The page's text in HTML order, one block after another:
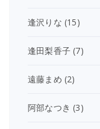
逢沢りな (15)
逢田梨香子 (7)
遠藤まめ (2)
阿部なつき (3)